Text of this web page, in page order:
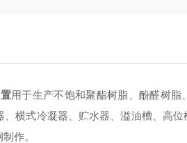
用于生产不饱和聚酯树脂、酚醛树
横式冷凝器、贮水器、溢油槽、高
作。